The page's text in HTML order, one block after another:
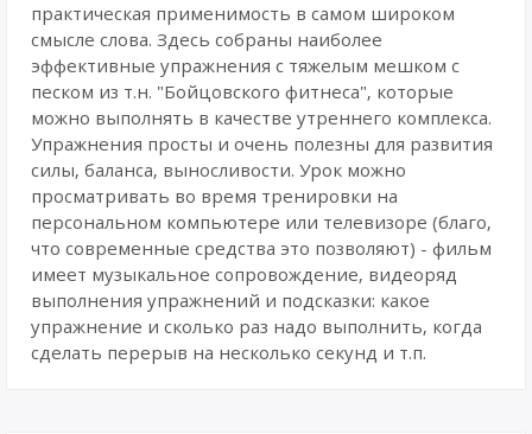
практическая применимость в самом широком
смысле слова. Здесь собраны наиболее
эффективные упражнения с тяжелым мешком с
песком из т.н. "Бойцовского фитнеса", которые
можно выполнять в качестве утреннего комплекса.
Упражнения просты и очень полезны для развития
силы, баланса, выносливости. Урок можно
просматривать во время тренировки на
персональном компьютере или телевизоре (благо,
что современные средства это позволяют) - фильм
имеет музыкальное сопровождение, видеоряд
выполнения упражнений и подсказки: какое
упражнение и сколько раз надо выполнить, когда
сделать перерыв на несколько секунд и т.п.